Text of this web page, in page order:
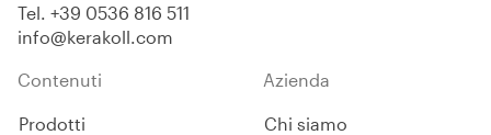
Tel. +39 0536 816 511
info@kerakoll.com
Contenuti
Prodotti
Azienda
Chi siamo